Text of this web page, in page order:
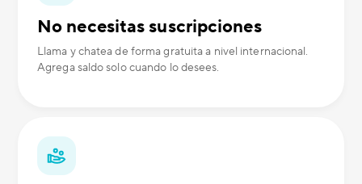
No necesitas suscripciones
Llama y chatea de forma gratuita a nivel internacional.
Agrega saldo solo cuando lo desees.